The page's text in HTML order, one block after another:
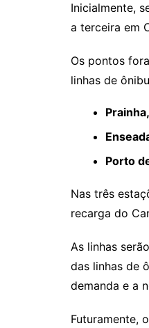
Inicialmente,
a terceira em
Os pontos
linhas de
Porto
Nas três
recarga do
As linhas
das linhas de
demanda e a
Futuramente,